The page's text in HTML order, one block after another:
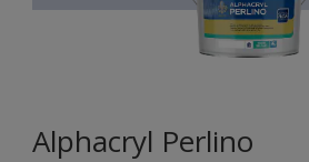
Alphacryl Perlino